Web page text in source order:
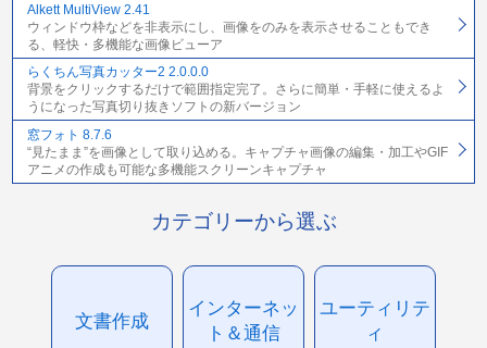
Alkett MultiView 2.41
ウィンドウ枠などを非表示にし、画像をのみを表示させることもでき
る、軽快・多機能な画像ビューア
らくちん写真カッター2 2.0.0.0
背景をクリックするだけで範囲指定完了。さらに簡単・手軽に使えるよ
うになった写真切り抜きソフトの新バージョン
窓フォト 8.7.6
“見たまま”を画像として取り込める。キャプチャ画像の編集・加工やGIF
アニメの作成も可能な多機能スクリーンキャプチャ
カテゴリーから選ぶ
文書作成
インターネッ
ト＆通信
ユーティリテ
ィ